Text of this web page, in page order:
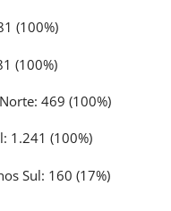
(100%)
(100%)
469 (100%)
1.241 (100%)
Sul: 160 (17%)